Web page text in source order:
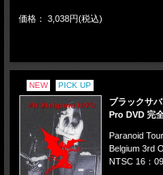
価格： 3,038円(税込)
NEW PICK UP
ブラックサ
Pro DVD 完
Paranoid
Belgium 3rd
NTSC 16：